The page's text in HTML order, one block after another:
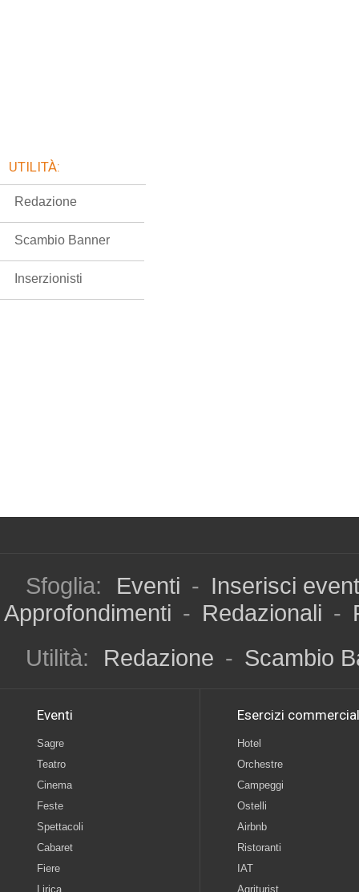
UTILITÀ:
Redazione
Scambio Banner
Inserzionisti
Sfoglia: Eventi - Inserisci
Approfondimenti - Redazionali -
Utilità:
Redazione - Scambio
Eventi
Sagre
Teatro
Cinema
Feste
Spettacoli
Cabaret
Fiere
Lirica
Esercizi
Hotel
Orchestre
Campeggi
Ostelli
Airbnb
Ristoranti
IAT
Agriturist